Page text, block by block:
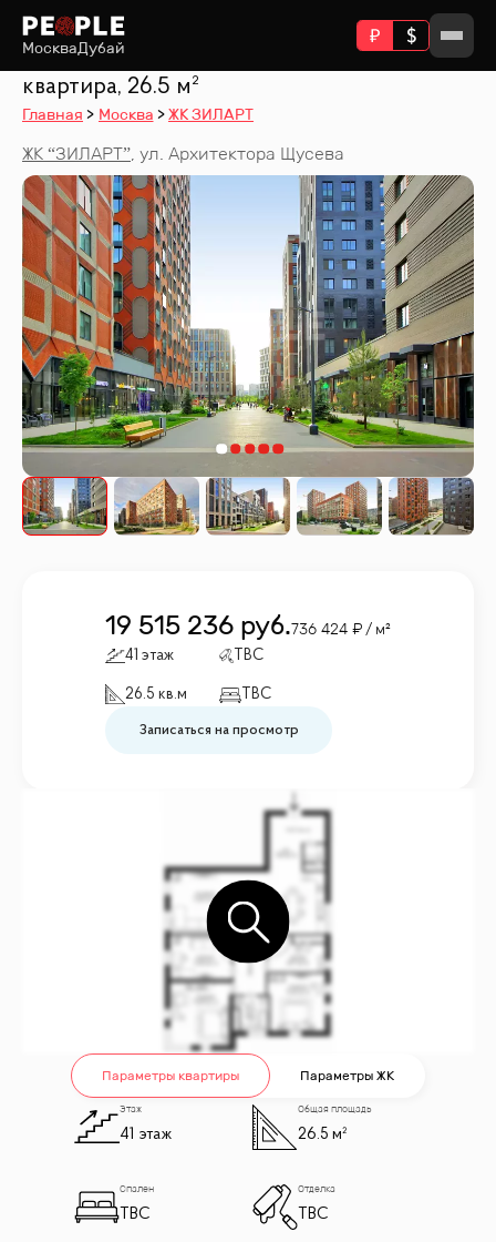
МоскваДубай
квартира, 26.5 м²
Главная Москва ЖК ЗИЛАРТ
ЖК “ЗИЛАРТ”, ул. Архитектора Щусева
19 515 236 руб.736 424 / м²
41 этаж TBC
26.5 кв.м TBC
Записаться на просмотр
Параметры квартиры Параметры ЖК
Этаж
41 этаж
Общая площадь
26.5 м²
Спален
TBC
Отделка
TBC